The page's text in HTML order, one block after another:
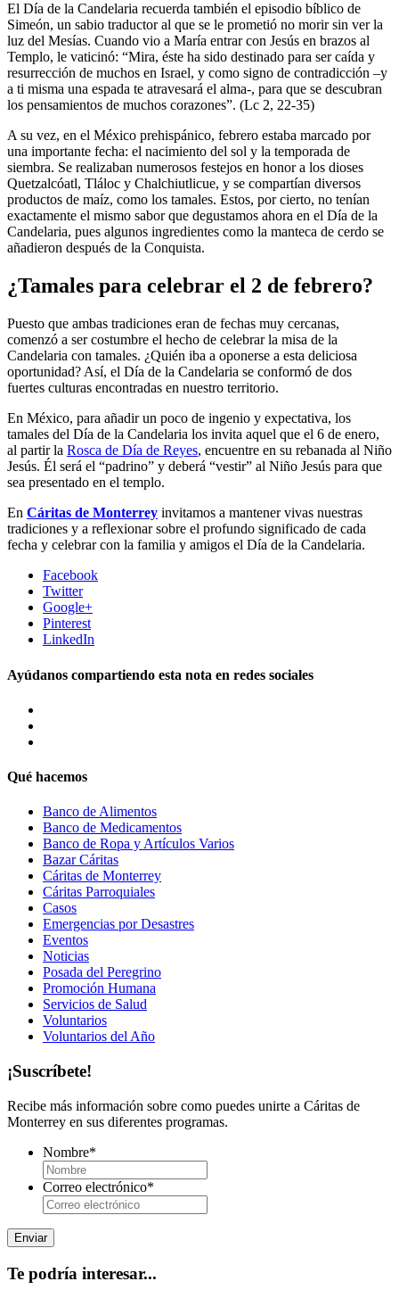
El Día de la Candelaria recuerda también el episodio bíblico de
Simeón, un sabio traductor al que se le prometió no morir sin ver la
luz del Mesías. Cuando vio a María entrar con Jesús en brazos al
Templo, le vaticinó: “Mira, éste ha sido destinado para ser caída y
resurrección de muchos en Israel, y como signo de contradicción –y
a ti misma una espada te atravesará el alma-, para que se descubran
los pensamientos de muchos corazones”. (Lc 2, 22-35)
A su vez, en el México prehispánico, febrero estaba marcado por
una importante fecha: el nacimiento del sol y la temporada de
siembra. Se realizaban numerosos festejos en honor a los dioses
Quetzalcóatl, Tláloc y Chalchiutlicue, y se compartían diversos
productos de maíz, como los tamales. Estos, por cierto, no tenían
exactamente el mismo sabor que degustamos ahora en el Día de la
Candelaria, pues algunos ingredientes como la manteca de cerdo se
añadieron después de la Conquista.
¿Tamales para celebrar el 2 de febrero?
Puesto que ambas tradiciones eran de fechas muy cercanas,
comenzó a ser costumbre el hecho de celebrar la misa de la
Candelaria con tamales. ¿Quién iba a oponerse a esta deliciosa
oportunidad? Así, el Día de la Candelaria se conformó de dos
fuertes culturas encontradas en nuestro territorio.
En México, para añadir un poco de ingenio y expectativa, los
tamales del Día de la Candelaria los invita aquel que el 6 de enero,
al partir la Rosca de Día de Reyes, encuentre en su rebanada al Niño
Jesús. Él será el “padrino” y deberá “vestir” al Niño Jesús para que
sea presentado en el templo.
En Cáritas de Monterrey invitamos a mantener vivas nuestras
tradiciones y a reflexionar sobre el profundo significado de cada
fecha y celebrar con la familia y amigos el Día de la Candelaria.
Facebook
Twitter
Google+
Pinterest
LinkedIn
Ayúdanos compartiendo esta nota en redes sociales
Qué hacemos
Banco de Alimentos
Banco de Medicamentos
Banco de Ropa y Artículos Varios
Bazar Cáritas
Cáritas de Monterrey
Cáritas Parroquiales
Casos
Emergencias por Desastres
Eventos
Noticias
Posada del Peregrino
Promoción Humana
Servicios de Salud
Voluntarios
Voluntarios del Año
¡Suscríbete!
Recibe más información sobre como puedes unirte a Cáritas de
Monterrey en sus diferentes programas.
Nombre*
Correo electrónico*
Te podría interesar...